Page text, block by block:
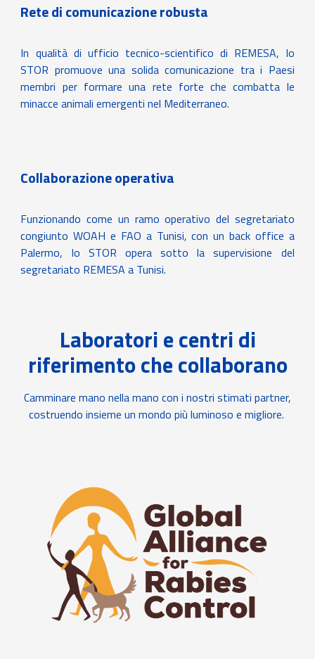
Rete di comunicazione robusta
In qualità di ufficio tecnico-scientifico di REMESA, lo
STOR promuove una solida comunicazione tra i Paesi
membri per formare una rete forte che combatta le
minacce animali emergenti nel Mediterraneo.
Collaborazione operativa
Funzionando come un ramo operativo del segretariato
congiunto WOAH e FAO a Tunisi, con un back office a
Palermo, lo STOR opera sotto la supervisione del
segretariato REMESA a Tunisi.
Laboratori e centri di
riferimento che collaborano
Camminare mano nella mano con i nostri stimati partner,
costruendo insieme un mondo più luminoso e migliore.